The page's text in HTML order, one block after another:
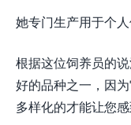
她专门生产用于个
根据这位饲养员的
好的品种之一，因
多样化的才能让您感